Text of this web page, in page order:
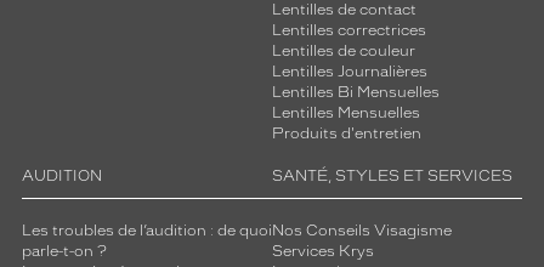
Lentilles de contact
Lentilles correctrices
Lentilles de couleur
Lentilles Journalières
Lentilles Bi Mensuelles
Lentilles Mensuelles
Produits d'entretien
AUDITION
Les troubles de l’audition : de quoi
parle-t-on ?
SANTÉ, STYLES ET SERVICES
Nos Conseils Visagisme
Services Krys